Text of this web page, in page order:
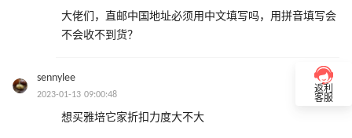
大佬们，直邮中国地址必须用中文填写吗，用拼音填写会
不会收不到货？
sennylee
0
2023-01-13 09:00:48
想买雅培它家折扣力度大不大
返利
客服